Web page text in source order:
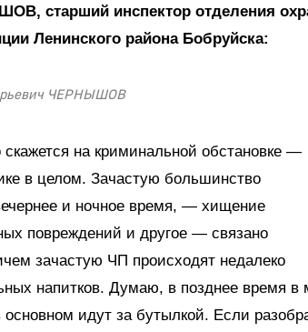
старший инспектор отделения
Ленинского района Бобруйска:
ЧЕРНЫШОВ
на криминальной обстановке —
в целом. Зачастую большинство
и ночное время, — хищение
повреждений и другое — связано
зачастую ЧП происходят недалеко
напитков. Думаю, в позднее время в
идут за бутылкой. Если